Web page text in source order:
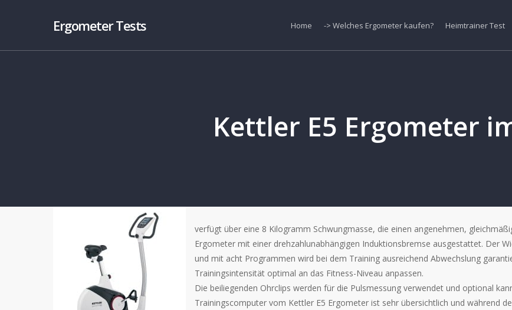
Ergometer Tests Home -> Welches Ergometer kaufen? Heimtrainer Test
Kettler E5 Ergometer
verfügt über eine 8 Kilogramm Schwungmasse, die einen angenehmen,
Ergometer mit einer drehzahlunabhängigen Induktionsbremse ausgestattet. Der
und mit acht Programmen wird bei dem Training ausreichend Abwechslung
Trainingsintensität optimal an das Fitness-Niveau anpassen.
Die beiliegenden Ohrclips werden für die Pulsmessung verwendet und optional
Trainingscomputer vom Kettler E5 Ergometer ist sehr übersichtlich und während